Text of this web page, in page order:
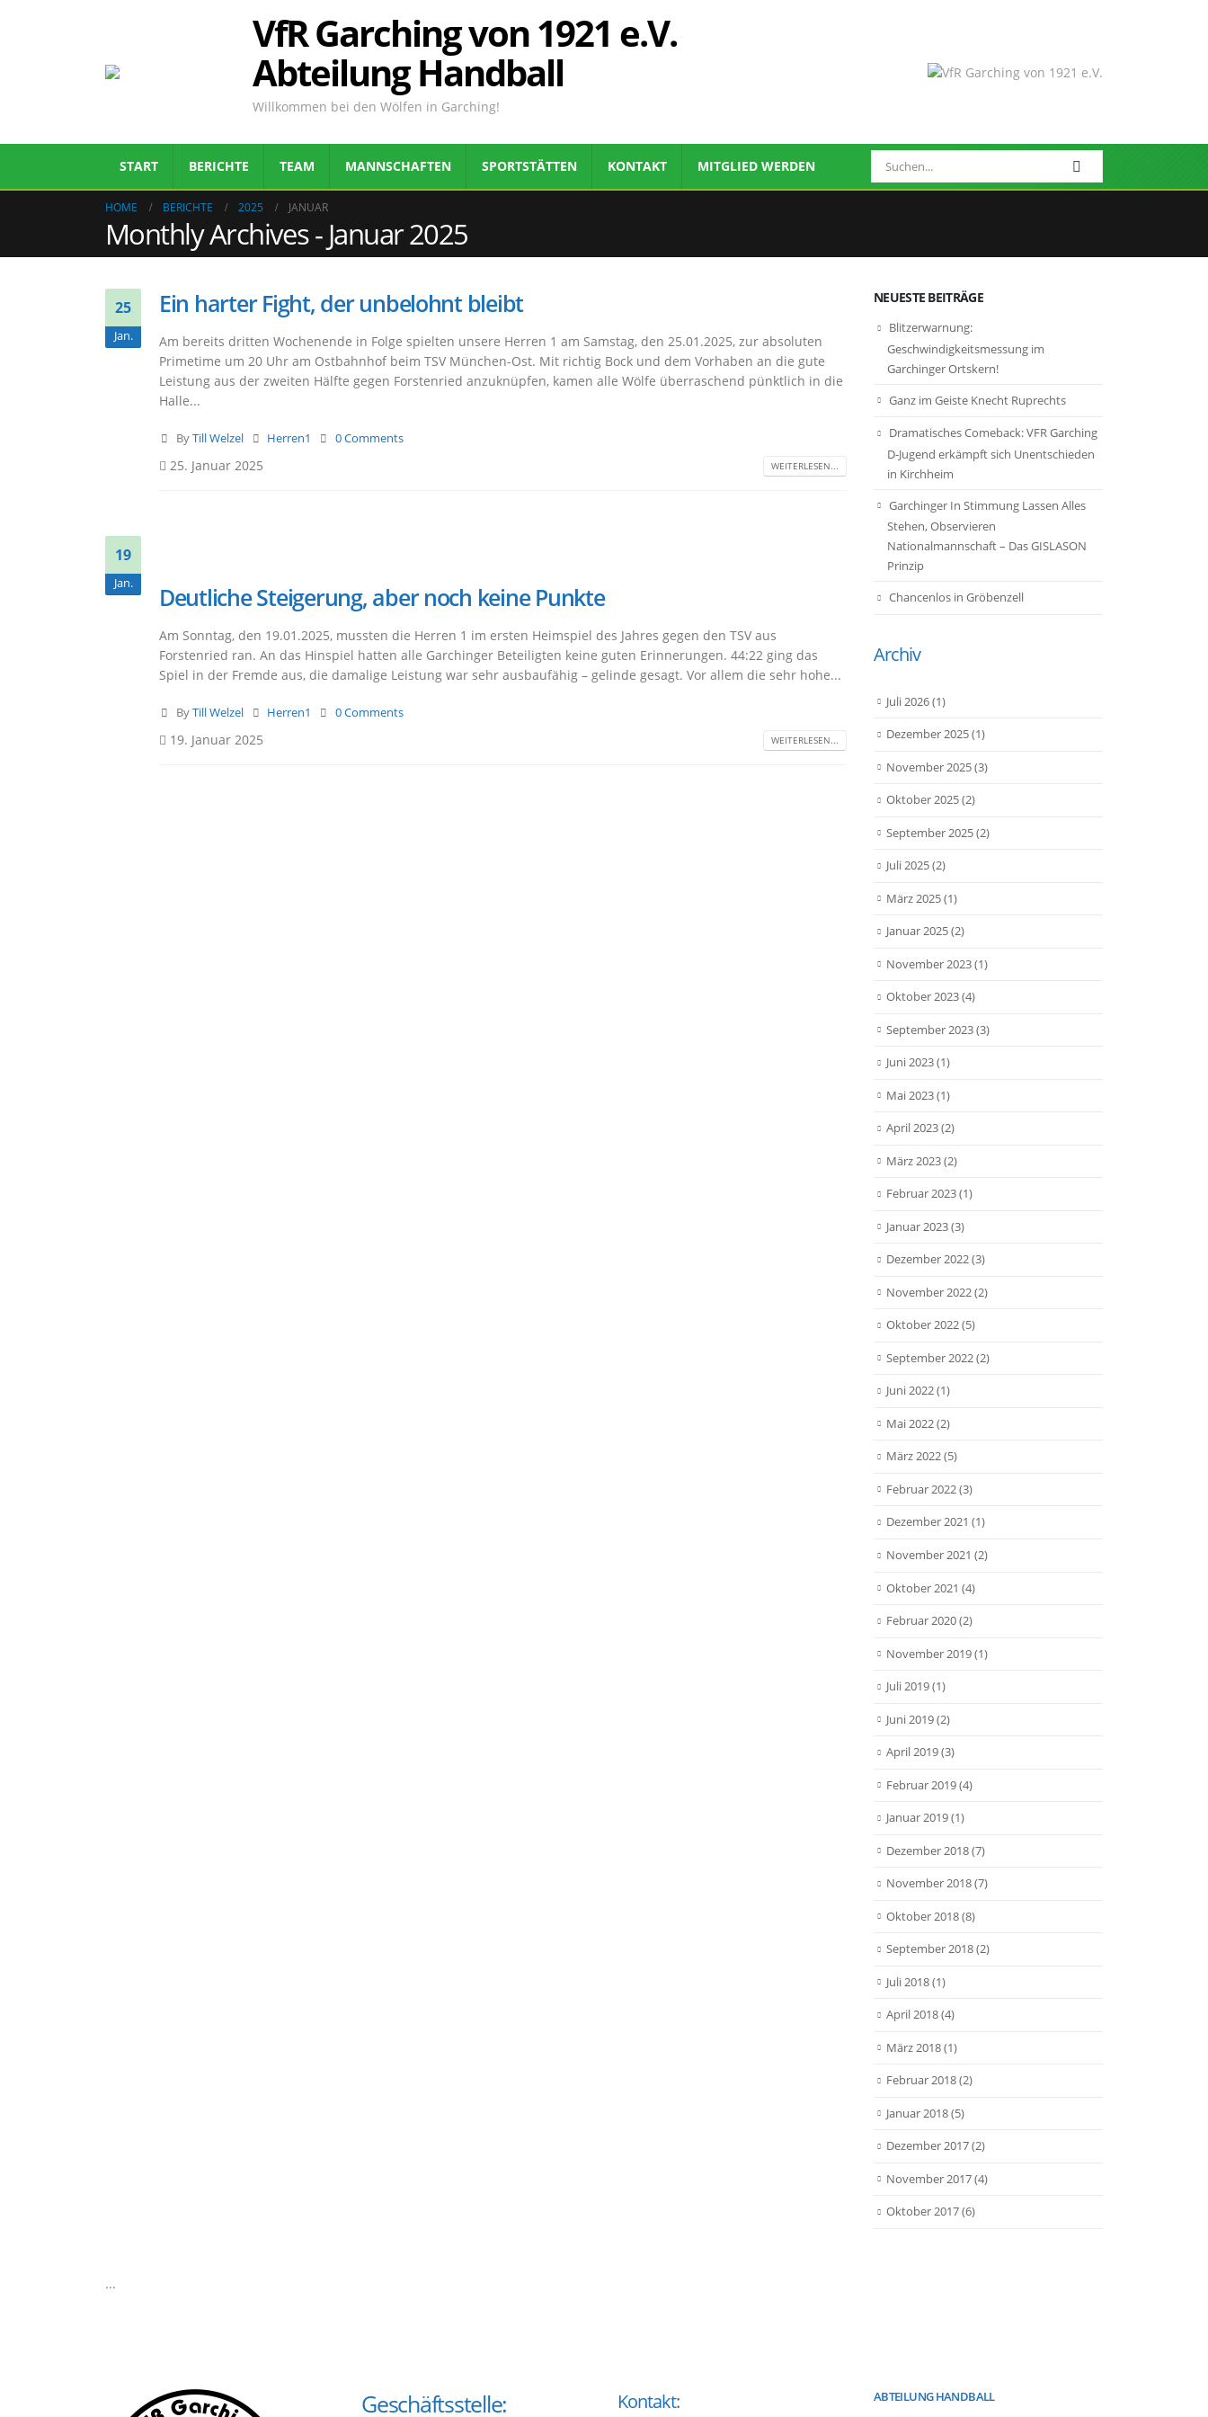
VfR Garching von 1921 e.V.
Abteilung Handball
Willkommen bei den Wölfen in Garching!
START BERICHTE TEAM MANNSCHAFTEN SPORTSTÄTTEN KONTAKT MITGLIED WERDEN
HOME BERICHTE 2025 JANUAR
Monthly Archives - Januar 2025
25
Jan.
Ein harter Fight, der unbelohnt bleibt
Am bereits dritten Wochenende in Folge spielten unsere Herren 1 am Samstag, den 25.01.2025, zur absoluten
Primetime um 20 Uhr am Ostbahnhof beim TSV München-Ost. Mit richtig Bock und dem Vorhaben an die gute
Leistung aus der zweiten Hälfte gegen Forstenried anzuknüpfen, kamen alle Wölfe überraschend pünktlich in die
Halle...
ByTill Welzel Herren1 0 Comments
25. Januar 2025 WEITERLESEN...
19
Jan. Deutliche Steigerung, aber noch keine Punkte
Am Sonntag, den 19.01.2025, mussten die Herren 1 im ersten Heimspiel des Jahres gegen den TSV aus
Forstenried ran. An das Hinspiel hatten alle Garchinger Beteiligten keine guten Erinnerungen. 44:22 ging das
Spiel in der Fremde aus, die damalige Leistung war sehr ausbaufähig – gelinde gesagt. Vor allem die sehr hohe...
ByTill Welzel Herren1 0 Comments
19. Januar 2025 WEITERLESEN...
NEUESTE BEITRÄGE
Blitzerwarnung:
Geschwindigkeitsmessung im
Garchinger Ortskern!
Ganz im Geiste Knecht Ruprechts
Dramatisches Comeback: VFR Garching
D-Jugend erkämpft sich Unentschieden
in Kirchheim
Garchinger In Stimmung Lassen Alles
Stehen, Observieren
Nationalmannschaft – Das GISLASON
Prinzip
Chancenlos in Gröbenzell
Archiv
Juli 2026(1)
Dezember 2025(1)
November 2025(3)
Oktober 2025(2)
September 2025(2)
Juli 2025(2)
März 2025(1)
Januar 2025(2)
November 2023(1)
Oktober 2023(4)
September 2023(3)
Juni 2023(1)
Mai 2023(1)
April 2023(2)
März 2023(2)
Februar 2023(1)
Januar 2023(3)
Dezember 2022(3)
November 2022(2)
Oktober 2022(5)
September 2022(2)
Juni 2022(1)
Mai 2022(2)
März 2022(5)
Februar 2022(3)
Dezember 2021 (1)
November 2021 (2)
Oktober 2021 (4)
Februar 2020(2)
November 2019(1)
Juli 2019(1)
Juni 2019(2)
April 2019(3)
Februar 2019(4)
Januar 2019(1)
Dezember 2018(7)
November 2018(7)
Oktober 2018(8)
September 2018(2)
Juli 2018(1)
April 2018(4)
März 2018(1)
Februar 2018(2)
Januar 2018(5)
Dezember 2017(2)
November 2017(4)
Oktober 2017(6)
...
Geschäftsstelle:
Kontakt:
ABTEILUNG HANDBALL